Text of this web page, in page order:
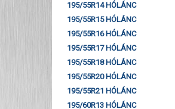
195/55R14 HÓLÁNC
195/55R15 HÓLÁNC
195/55R16 HÓLÁNC
195/55R17 HÓLÁNC
195/55R18 HÓLÁNC
195/55R20 HÓLÁNC
195/55R21 HÓLÁNC
195/60R13 HÓLÁNC